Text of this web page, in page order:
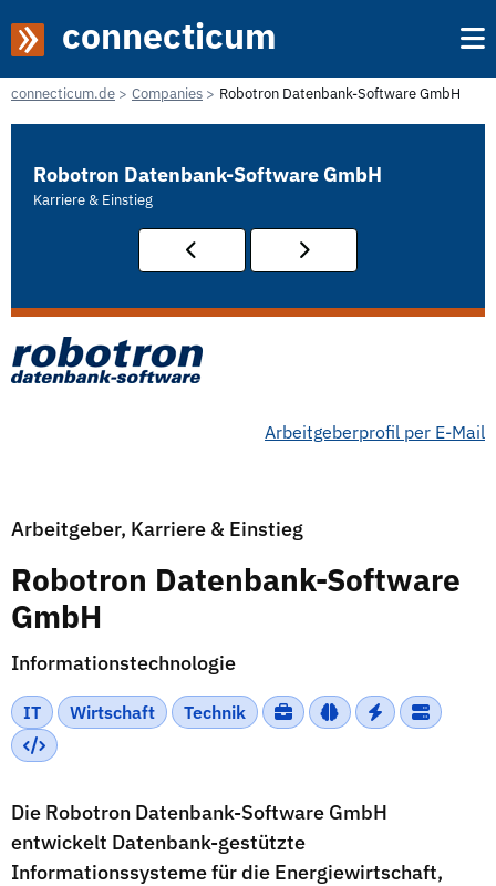
connecticum
connecticum.de Companies Robotron Datenbank-Software GmbH
Robotron Datenbank-Software GmbH
Karriere & Einstieg
Arbeitgeberprofil per E-Mail
Arbeitgeber, Karriere & Einstieg
Robotron Datenbank-Software
GmbH
Informationstechnologie
IT Wirtschaft Technik
Die Robotron Datenbank-Software GmbH
entwickelt Datenbank-gestützte
Informationssysteme für die Energiewirtschaft,